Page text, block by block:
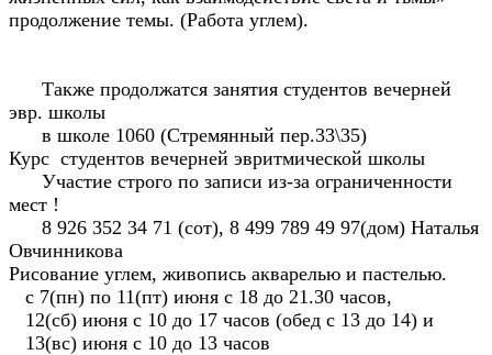
продолжение темы. (Работа углем).
Также продолжатся занятия студентов вечерней
эвр. школы
в школе 1060 (Стремянный пер.33\35)
Курс студентов вечерней эвритмической школы
Участие строго по записи из-за ограниченности
мест !
8 926 352 34 71 (сот), 8 499 789 49 97(дом) Наталья
Овчинникова
Рисование углем, живопись акварелью и пастелью.
с 7(пн) по 11(пт) июня с 18 до 21.30 часов,
12(сб) июня с 10 до 17 часов (обед с 13 до 14) и
13(вс) июня с 10 до 13 часов